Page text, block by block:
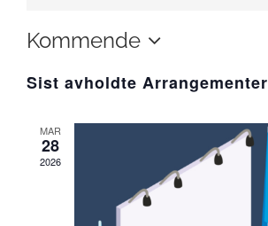
Kommende
dato.
Sist avholdte Arrangementer
MAR
28
2026